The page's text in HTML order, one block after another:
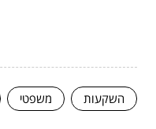
השקעות משפטי